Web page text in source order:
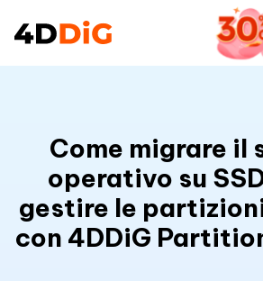
Come migrare il
operativo su
gestire le
con 4DDiG